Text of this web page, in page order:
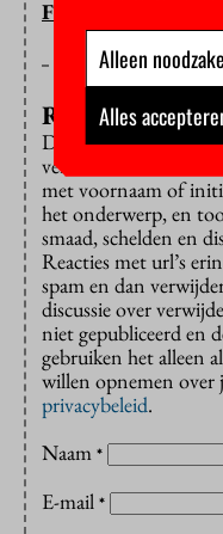
FLOOR BAL
Reageren?
Dat is alleen mogelijk
verbonden aan de
met voornaam of
het onderwerp, en
smaad, schelden en
Reacties met url’s
spam en dan
discussie over
niet gepubliceerd en
gebruiken het alleen
willen opnemen over
privacybeleid.
Naam *
E-mail *
Alleen
Alles